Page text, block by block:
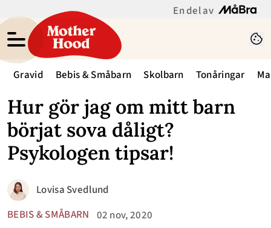
En del av
Gravid Bebis & Småbarn Skolbarn Tonåringar
Hur gör jag om mitt barn
börjat sova dåligt?
Psykologen tipsar!
BEBIS & SMÅBARN 02 nov, 2020
Lovisa Svedlund